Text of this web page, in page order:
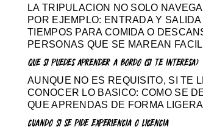
LA TRIPULACION NO SOLO
POR EJEMPLO: ENTRADA Y
TIEMPOS PARA COMIDA O
PERSONAS QUE SE MAREAN
QUE SI PUEDES APRENDER A BORDO (SI TE INTERESA)
AUNQUE NO ES REQUISITO, SI TE
CONOCER LO BASICO: COMO SE
QUE APRENDAS DE FORMA
CUANDO SI SE PIDE EXPERIENCIA O LICENCIA